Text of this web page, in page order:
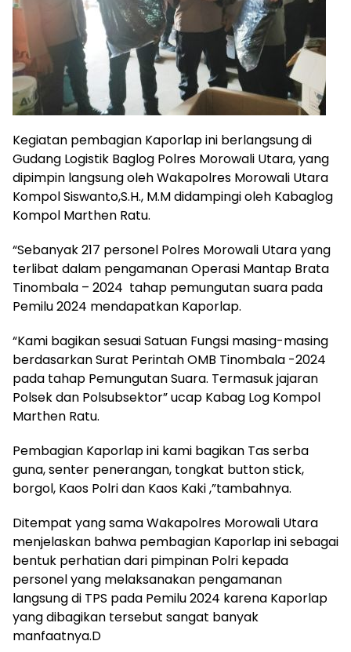
Kegiatan pembagian Kaporlap ini berlangsung di
Gudang Logistik Baglog Polres Morowali Utara, yang
dipimpin langsung oleh Wakapolres Morowali Utara
Kompol Siswanto,S.H., M.M didampingi oleh Kabaglog
Kompol Marthen Ratu.
“Sebanyak 217 personel Polres Morowali Utara yang
terlibat dalam pengamanan Operasi Mantap Brata
Tinombala – 2024 tahap pemungutan suara pada
Pemilu 2024 mendapatkan Kaporlap.
“Kami bagikan sesuai Satuan Fungsi masing-masing
berdasarkan Surat Perintah OMB Tinombala -2024
pada tahap Pemungutan Suara. Termasuk jajaran
Polsek dan Polsubsektor” ucap Kabag Log Kompol
Marthen Ratu.
Pembagian Kaporlap ini kami bagikan Tas serba
guna, senter penerangan, tongkat button stick,
borgol, Kaos Polri dan Kaos Kaki ,”tambahnya.
Ditempat yang sama Wakapolres Morowali Utara
menjelaskan bahwa pembagian Kaporlap ini sebagai
bentuk perhatian dari pimpinan Polri kepada
personel yang melaksanakan pengamanan
langsung di TPS pada Pemilu 2024 karena Kaporlap
yang dibagikan tersebut sangat banyak
manfaatnya.D